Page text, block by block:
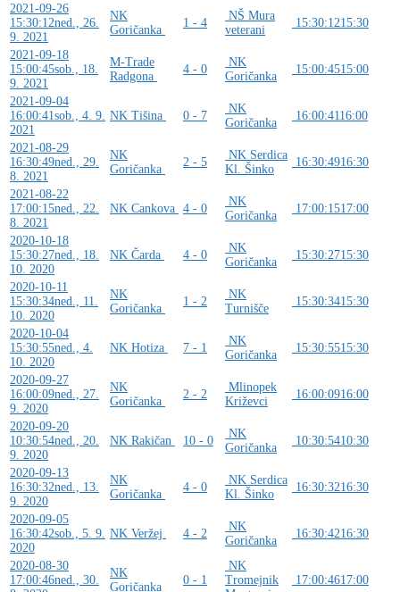
2021-09-26
15:30:12ned., 26.
9. 2021
NK
Goričanka
1 - 4
NŠ Mura
veterani
15:30:1215:30
2021-09-18
15:00:45sob., 18.
9. 2021
M-Trade
Radgona
4 - 0
NK
Goričanka
15:00:4515:00
2021-09-04
16:00:41sob., 4. 9.
2021
NK Tišina 0 - 7
NK
Goričanka
16:00:4116:00
2021-08-29
16:30:49ned., 29.
8. 2021
NK
Goričanka
2 - 5
NK Serdica
Kl. Šinko
16:30:4916:30
2021-08-22
17:00:15ned., 22.
8. 2021
NK Cankova 4 - 0
NK
Goričanka
17:00:1517:00
2020-10-18
15:30:27ned., 18.
10. 2020
NK Čarda 4 - 0
NK
Goričanka
15:30:2715:30
2020-10-11
15:30:34ned., 11.
10. 2020
NK
Goričanka
1 - 2
NK
Turnišče
15:30:3415:30
2020-10-04
15:30:55ned., 4.
10. 2020
NK Hotiza 7 - 1
NK
Goričanka
15:30:5515:30
2020-09-27
16:00:09ned., 27.
9. 2020
NK
Goričanka
2 - 2
Mlinopek
Križevci
16:00:0916:00
2020-09-20
10:30:54ned., 20.
9. 2020
NK Rakičan 10 - 0
NK
Goričanka
10:30:5410:30
2020-09-13
16:30:32ned., 13.
9. 2020
NK
Goričanka
4 - 0
NK Serdica
Kl. Šinko
16:30:3216:30
2020-09-05
16:30:42sob., 5. 9.
2020
NK Veržej 4 - 2
NK
Goričanka
16:30:4216:30
2020-08-30
17:00:46ned., 30.
NK
Goričanka
0 - 1
NK
Tromejnik
17:00:4617:00